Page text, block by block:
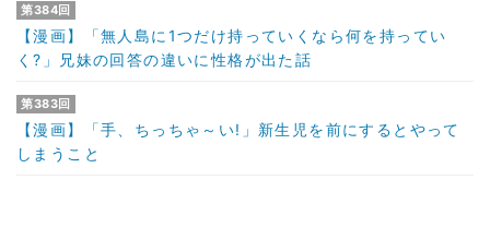
第384回
【漫画】「無人島に1つだけ持っていくなら何を持ってい
く?」兄妹の回答の違いに性格が出た話
第383回
【漫画】「手、ちっちゃ～い!」新生児を前にするとやって
しまうこと